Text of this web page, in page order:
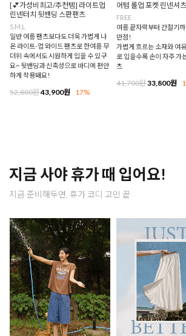
[💕가성비최고/추천템] 라이트업
린넨터치 뒷밴딩 스판팬츠
S,M,L
일반 여름 팬츠보다도 더욱 가볍게 나
온 라이트-업 와이드 팬츠로 한여름 무
더위 속에서도 시원하게 입을 수 있구
요~ 뒷밴딩과 신축성으로 바디에 편안
하게 착용돼요!
52,800원43,900원 17%
어텀 롤업 포켓 린넨셔츠
FREE
여름 끝자락부터 간절기
만점!
가볍게 흐르는 소재와 여
로 입을수록 손이 자주 가
츠
41,700원33,800원
지금 사야 휴가 때 입어요!
지금 준비해두면, 휴가 코디 고민 끝